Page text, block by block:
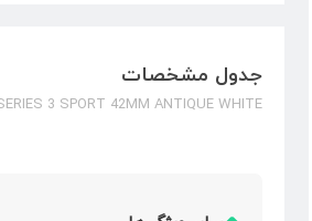
جدول مشخصات
3 SPORT 42MM ANTIQUE WHITE